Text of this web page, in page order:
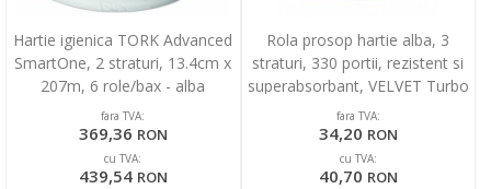
Hartie igienica TORK Advanced
SmartOne, 2 straturi, 13.4cm x
207m, 6 role/bax - alba
fara TVA:
369,36 RON
cu TVA:
439,54 RON
Rola prosop hartie alba, 3
straturi, 330 portii, rezistent si
superabsorbant, VELVET Turbo
fara TVA:
34,20 RON
cu TVA:
40,70 RON